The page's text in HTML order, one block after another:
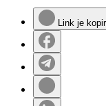
Link je